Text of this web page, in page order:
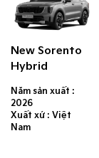
New Sorento
Hybrid
Năm sản xuất :
2026
Xuất xứ : Việt
Nam